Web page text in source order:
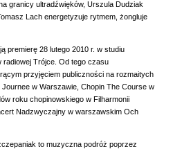
granicy ultradźwięków, Urszula Dudziak
Lach energetyzuje rytmem, żongluje
premierę 28 lutego 2010 r. w studiu
radiowej Trójce. Od tego czasu
przyjęciem publiczności na rozmaitych
w Warszawie, Chopin The Course w
roku chopinowskiego w Filharmonii
Nadzwyczajny w warszawskim Och
to muzyczna podróż poprzez